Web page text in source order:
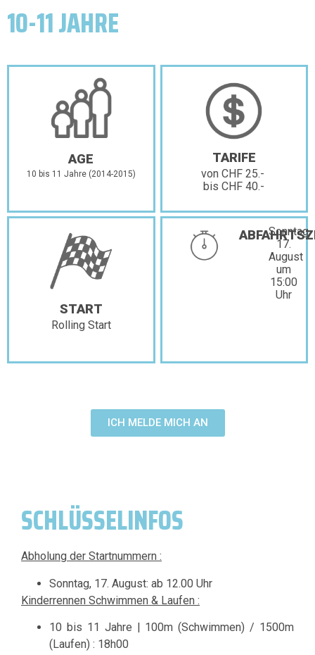
10-11 JAHRE
AGE
10 bis 11 Jahre (2014-2015)
TARIFE
von CHF 25.-
bis CHF 40.-
START
Rolling Start
Sonntag,
17.
August
um
15:00
Uhr
ICH MELDE MICH AN
SCHLÜSSELINFOS
Abholung der Startnummern :
Sonntag, 17. August: ab 12.00 Uhr
Kinderrennen Schwimmen & Laufen :
10 bis 11 Jahre | 100m (Schwimmen) / 1500m
(Laufen) : 18h00